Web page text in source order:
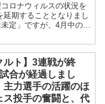
ロナウィルスの状況を
期することとなりまし
定」ですが、4月中の開
ルト】3連戦が終
合が経過しまし
主力選手の活躍のほ
ス投手の奮闘と、代